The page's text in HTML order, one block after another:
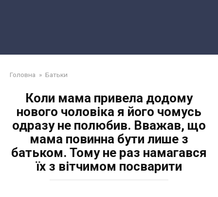
Головна » Батьки
Коли мама привела додому
нового чоловіка я його чомусь
одразу не полюбив. Вважав, що
мама повинна бути лише з
батьком. Тому не раз намагався
їх з вітчимом посварити